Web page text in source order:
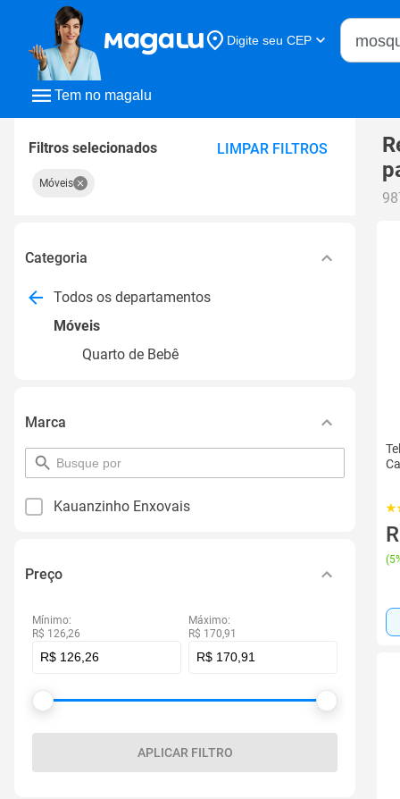
Tem no magalu
Digite seu CEP
Buscar
Filtros selecionados LIMPAR FILTROS
Móveis
Categoria
Todos os departamentos
Móveis
Quarto de Bebê
Marca
pesquisar
por
Kauanzinho Enxovais
Preço
Mínimo:
R$ 126,26
Máximo:
R$ 170,91
APLICAR FILTRO
(